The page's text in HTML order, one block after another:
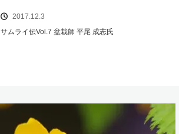
2017.12.3
サムライ伝Vol.7 盆栽師 平尾 成志氏